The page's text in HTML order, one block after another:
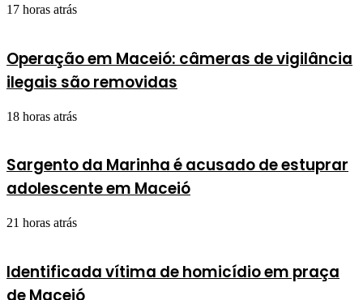
17 horas atrás
Operação em Maceió: câmeras de vigilância
ilegais são removidas
18 horas atrás
Sargento da Marinha é acusado de estuprar
adolescente em Maceió
21 horas atrás
Identificada vítima de homicídio em praça
de Maceió